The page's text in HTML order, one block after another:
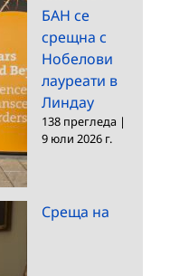
БАН се
срещна с
Нобелови
лауреати в
Линдау
138 прегледа |
9 юли 2026 г.
Среща на